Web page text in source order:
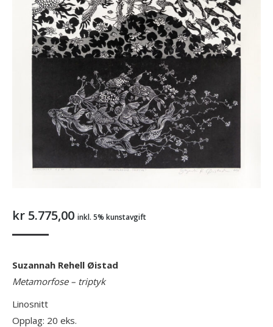
kr 5.775,00 inkl. 5% kunstavgift
Suzannah Rehell Øistad
Metamorfose – triptyk
Linosnitt
Opplag: 20 eks.